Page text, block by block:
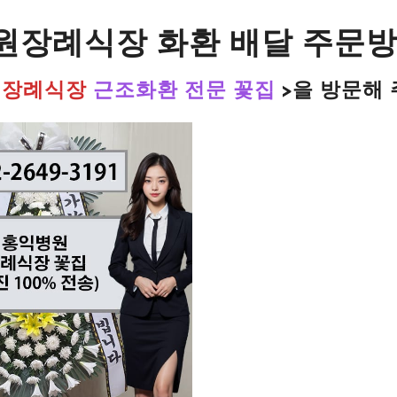
장례식장 화환 배달 주문
례식장 근조화환 전문 꽃집 >을 방문해